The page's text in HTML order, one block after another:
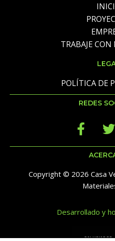
TRABAJE CON
POLÍTICA DE
REDES
Copyright © 2026 Casa
Desarrollado y